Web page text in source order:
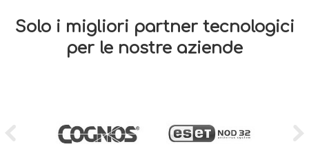
Solo i migliori partner tecnologici
per le nostre aziende